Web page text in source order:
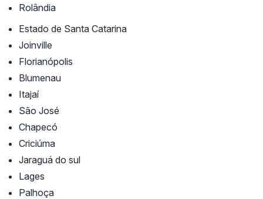
Rolândia
Estado de Santa Catarina
Joinville
Florianópolis
Blumenau
Itajaí
São José
Chapecó
Criciúma
Jaraguá do sul
Lages
Palhoça